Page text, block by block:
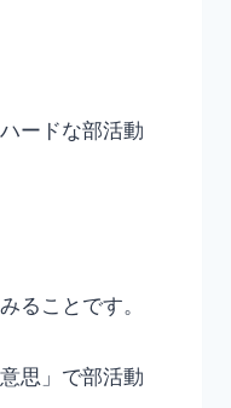
ードな部活動
ることです。
思」で部活動